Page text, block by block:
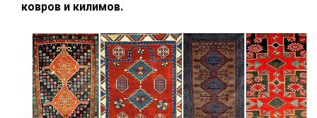
ковров и килимов.